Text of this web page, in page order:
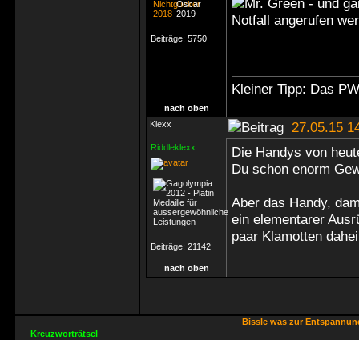
Beiträge: 5750
- und
Notfall angerufen
Kleiner Tipp: Das
nach oben
Klexx
27.05.15
Riddleklexx
Beiträge: 21142
Die Handys von
Du schon enorm
Aber das Handy,
ein elementarer
paar Klamotten
nach oben
Bissle was zur
Kreuzworträtsel